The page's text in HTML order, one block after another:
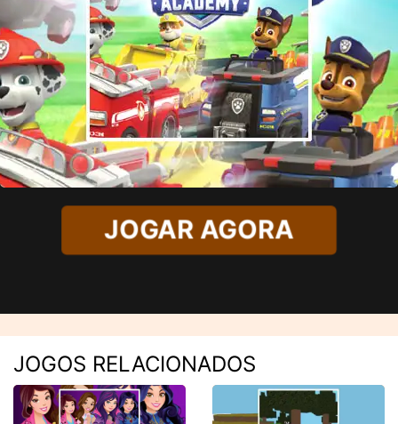
JOGAR AGORA
JOGOS RELACIONADOS